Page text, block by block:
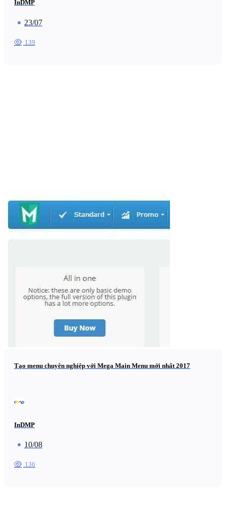
InDMP
23/07
139
Tạo menu chuyên nghiệp với Mega Main Menu mới nhất 2017
InDMP
10/08
136